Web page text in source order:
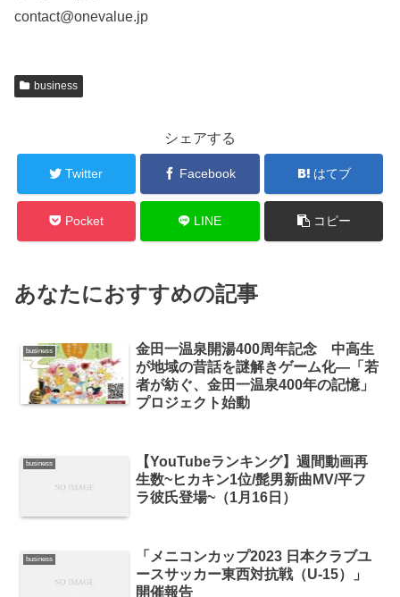
contact@onevalue.jp
business
シェアする
Twitter Facebook はてブ
Pocket LINE コピー
あなたにおすすめの記事
business
金田一温泉開湯400周年記念 中高生
が地域の昔話を謎解きゲーム化―「若
者が紡ぐ、金田一温泉400年の記憶」
プロジェクト始動
business
【YouTubeランキング】週間動画再
生数~ヒカキン1位/髭男新曲MV/平フ
ラ彼氏登場~（1月16日）
business
「メニコンカップ2023 日本クラブユ
ースサッカー東西対抗戦（U-15）」
開催報告